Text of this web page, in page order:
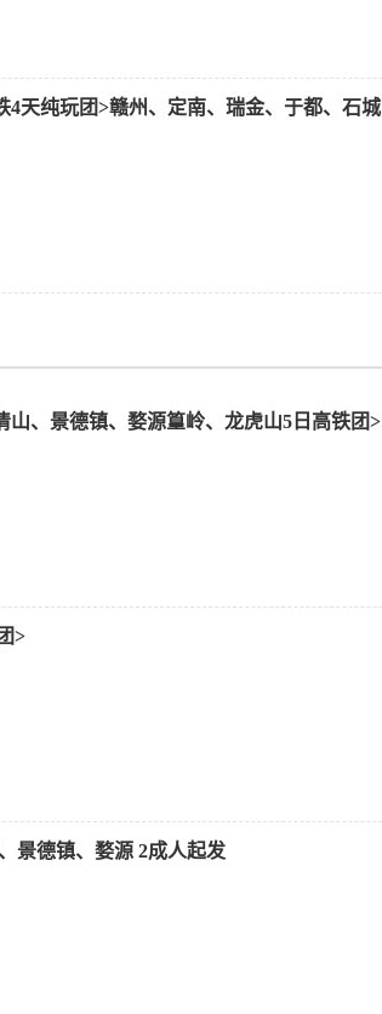
4天纯玩团>赣州、定南、瑞金、于都、石城
山、景德镇、婺源篁岭、龙虎山5日高铁团>
>
景德镇、婺源 2成人起发